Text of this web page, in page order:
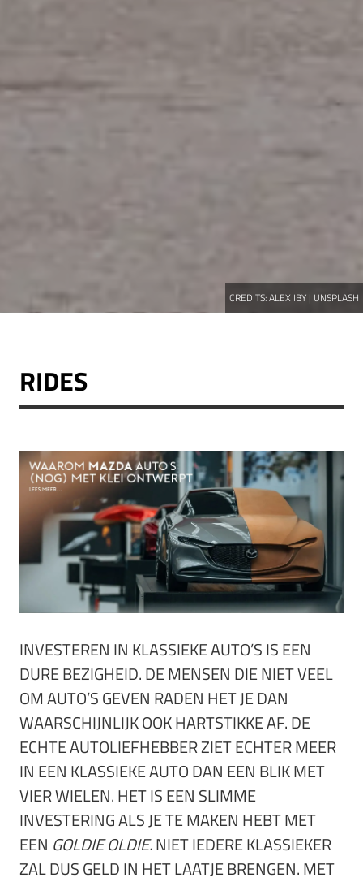
CREDITS:ALEX IBY | UNSPLASH
RIDES
INVESTEREN IN KLASSIEKE AUTO’S IS EEN
DURE BEZIGHEID. DE MENSEN DIE NIET VEEL
OM AUTO’S GEVEN RADEN HET JE DAN
WAARSCHIJNLIJK OOK HARTSTIKKE AF. DE
ECHTE AUTOLIEFHEBBER ZIET ECHTER MEER
IN EEN KLASSIEKE AUTO DAN EEN BLIK MET
VIER WIELEN. HET IS EEN SLIMME
INVESTERING ALS JE TE MAKEN HEBT MET
EEN GOLDIE OLDIE.NIET IEDERE KLASSIEKER
ZAL DUS GELD IN HET LAATJE BRENGEN. MET